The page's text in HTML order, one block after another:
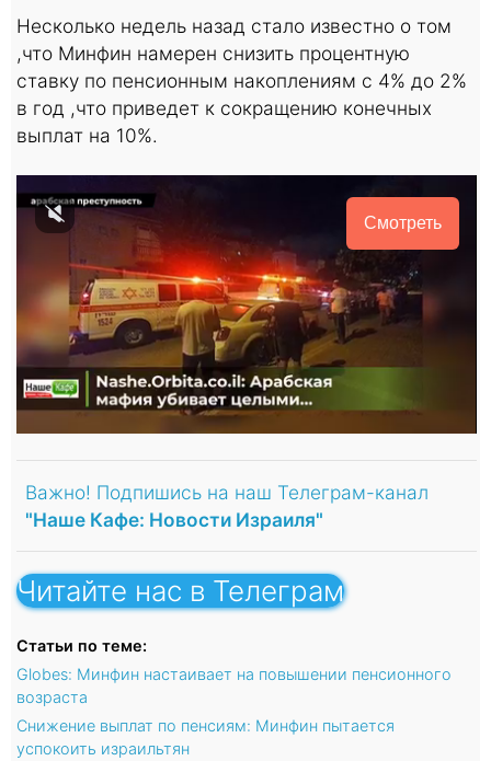
Несколько недель назад стало известно о том
,что Минфин намерен снизить процентную
ставку по пенсионным накоплениям с 4% до 2%
в год ,что приведет к сокращению конечных
выплат на 10%.
Смотреть
Важно! Подпишись на наш Телеграм-канал
"Наше Кафе: Новости Израиля"
Читайте нас в Телеграм
Статьи по теме:
Globes: Минфин настаивает на повышении пенсионного
возраста
Снижение выплат по пенсиям: Минфин пытается
успокоить израильтян